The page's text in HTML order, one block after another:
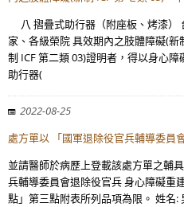
八 摺疊式助行器（附座板、烤漆）
家、各級榮院 具效期內之肢體障礙(
制 ICF 第二類 03)證明者，得以身心
助行器(
2022-08-25
處方單以 「國軍退除役官兵輔導委員
並請醫師於病歷上登載該處方單之輔
兵輔導委員會退除役官兵 身心障礙重
點」第三點附表所列品項為限。 姓名: